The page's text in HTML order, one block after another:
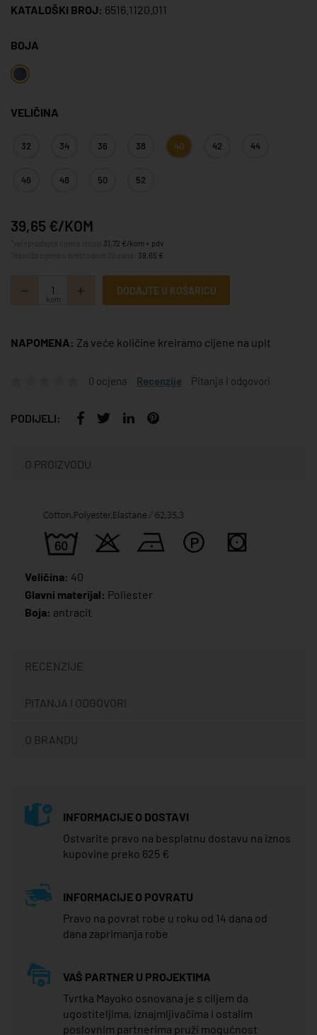
KATALOŠKI BROJ: 6516.1120.011
BOJA
VELIČINA
32 34 36 38 40 42 44
46 48 50 52
39,65 €/KOM
31,72 €/kom + pdv
39,65 €
kom
DODAJTE U KOŠARICU
NAPOMENA: Za veće količine kreiramo cijene na upit
0 ocjena Recenzije Pitanja i odgovori
PODIJELI:
O PROIZVODU
Veličina: 40
Glavni materijal: Poliester
Boja: antracit
RECENZIJE
PITANJA I ODGOVORI
O BRANDU
INFORMACIJE O DOSTAVI
Ostvarite pravo na besplatnu dostavu na iznos
kupovine preko 625 €
INFORMACIJE O POVRATU
Pravo na povrat robe u roku od 14 dana od
dana zaprimanja robe
VAŠ PARTNER U PROJEKTIMA
Tvrtka Mayoko osnovana je s ciljem da
ugostiteljima, iznajmljivačima i ostalim
poslovnim partnerima pruži mogućnost